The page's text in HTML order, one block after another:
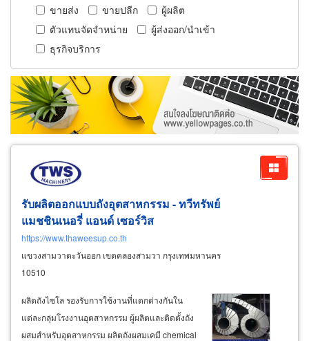
ขายส่ง ขายปลีก
ผู้ผลิต
ตัวแทนจัดจำหน่าย
ผู้ส่งออก/นำเข้า
ธุรกิจบริการ
รับผลิตออกแบบถังอุตสาหกรรม - ทวีทรัพย์
แมชชินเนอรี่ แอนด์ เซอร์วิส
https://www.thaweesup.co.th
แขวงสามวาตะวันออก เขตคลองสามวา กรุงเทพมหานคร
10510
ผลิตถังไซโล รองรับการใช้งานที่แตกต่างกันใน
แต่ละกลุ่มโรงงานอุตสาหกรรม ผู้ผลิตและติดตั้งถัง
ผสมสำหรับอุตสาหกรรม ผลิตถังผสมเคมี chemical